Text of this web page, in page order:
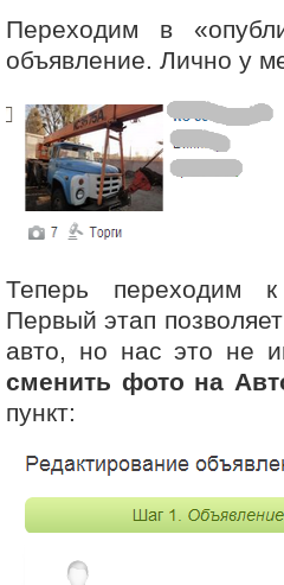
Переходим в
объявление. Лично у
Теперь переходим к
Первый этап
авто, но нас это не
сменить фото на
пункт: